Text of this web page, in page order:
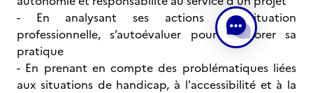
- En analysant ses actions en situation
professionnelle, s’autoévaluer pour améliorer sa
pratique
- En prenant en compte des problématiques liées
aux situations de handicap, à l'accessibilité et à la